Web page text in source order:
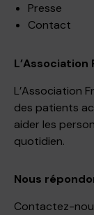
Presse
Contact
L’Association
L’Association
des patients
aider les
quotidien.
Nous
Contactez-